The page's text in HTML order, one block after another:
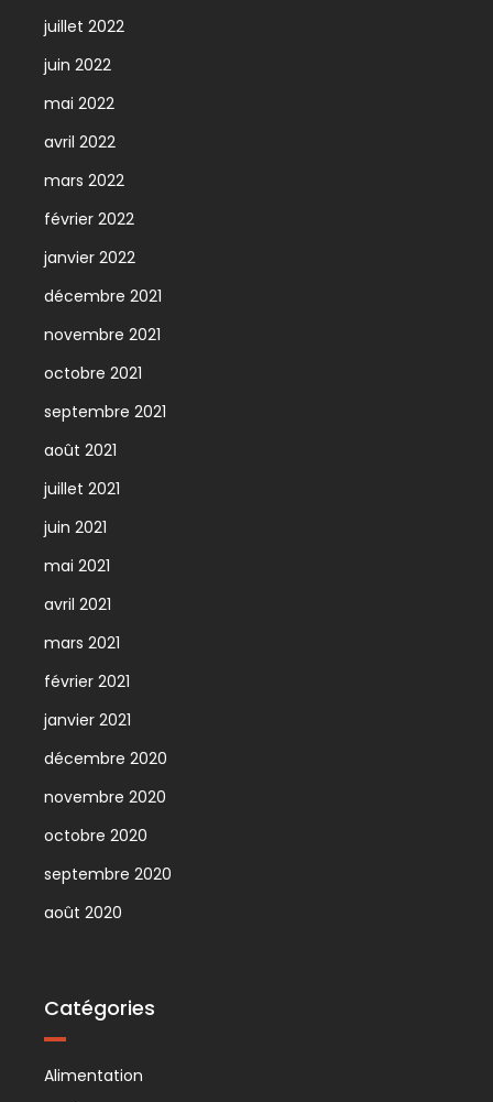
juillet 2022
juin 2022
mai 2022
avril 2022
mars 2022
février 2022
janvier 2022
décembre 2021
novembre 2021
octobre 2021
septembre 2021
août 2021
juillet 2021
juin 2021
mai 2021
avril 2021
mars 2021
février 2021
janvier 2021
décembre 2020
novembre 2020
octobre 2020
septembre 2020
août 2020
Catégories
Alimentation